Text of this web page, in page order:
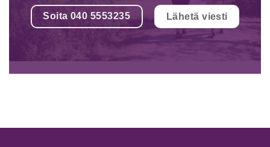
Soita 040 5553235 Lähetä viesti